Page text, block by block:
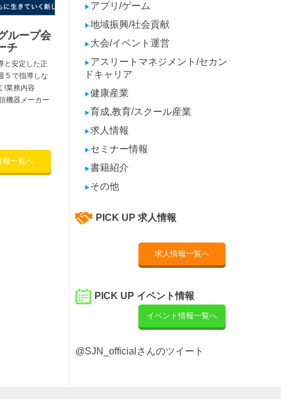
ループ会
チ
と安定した正
5 で指導しな
!業務内容
機器メーカー
報一覧へ
▶ アプリ/ゲーム
▶地域振興/社会貢献
▶ 大会/イベント運営
▶ アスリートマネジメント/セカン
ドキャリア
▶健康産業
▶育成,教育/スクール産業
▶求人情報
▶ セミナー情報
▶書籍紹介
▶ その他
PICK UP 求人情報
求人情報一覧へ
PICK UP イベント情報
イベント情報一覧へ
@SJN_officialさんのツイート